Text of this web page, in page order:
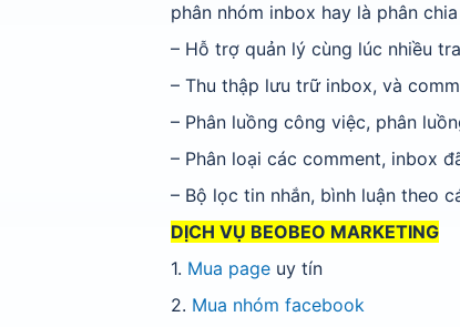
phân nhóm inbox hay là phân
– Hỗ trợ quản lý cùng lúc nhiều
– Thu thập lưu trữ inbox, và
– Phân luồng công việc, phân
– Phân loại các comment, inbox
– Bộ lọc tin nhắn, bình luận theo
DỊCH VỤ BEOBEO MARKETING
1. Mua page uy tín
2. Mua nhóm facebook